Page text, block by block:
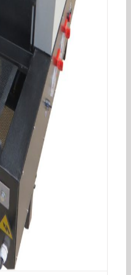
外线300mm宽单灯两
固化机